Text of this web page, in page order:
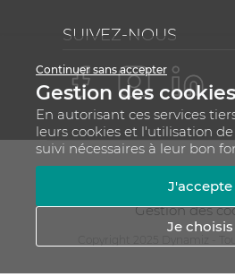
SUIVEZ-NOUS
RGPD - Gestion de vos
Gestion des
Continuer sans accepter
Gestion des cookies
En autorisant ces services
leurs cookies et l'utilisation
suivi nécessaires à leur bon
Je choisis
J'accepte